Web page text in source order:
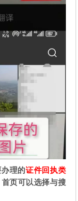
理的证件回执类
首页可以选择与搜